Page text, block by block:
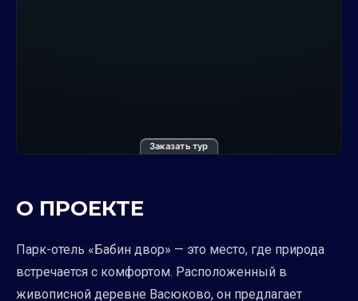
Заказать тур
О ПРОЕКТЕ
Парк-отель «Бабин двор» — это место, где природа
встречается с комфортом. Расположенный в
живописной деревне Васюково, он предлагает